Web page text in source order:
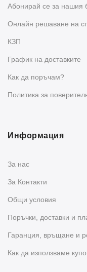
Абонирай се за нашия
Oнлайн решаване на
КЗП
График на доставките
Как да поръчам?
Политика за
Информация
За нас
За Контакти
Общи условия
Поръчки, доставки и
Гаранция, връщане и
Как да използваме